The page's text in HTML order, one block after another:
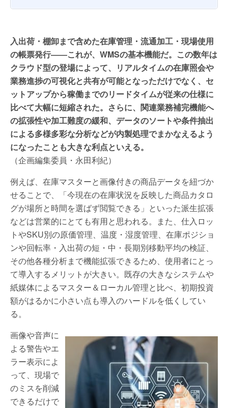
入出荷・棚卸まで含めた在庫管理・流通加工・現場使用
の帳票発行――これが、WMSの基本機能だ。この数年は
クラウド型の登場によって、リアルタイムの在庫照会や
業務進捗の可視化と共有が可能となっただけでなく、セ
ットアップから稼働までのリードタイムが従来の仕様に
比べて大幅に短縮された。さらに、関連業務補完機能へ
の拡張性や加工難度の緩和、データのソートや条件抽出
による多様多彩な分析などが内製処理でまかなえるよう
になったことも大きな利点といえる。
（企画編集委員・永田利紀）
例えば、在庫マスターと画像付きの商品データを紐づか
せることで、「今現在の在庫状況を反映した商品カタロ
グが場所と時間を選ばず閲覧できる」といった派生拡張
などは営業的にとても有用と思われる。また、仕入ロッ
トやSKU別の原価管理、温度・湿度管理、在庫ポジショ
ンや回転率・入出荷の短・中・長期別移動平均の検証、
その他各種分析まで機能拡張できるため、使用者にとっ
て導入するメリットが大きい。既存の大きなシステムや
紙媒体によるマスター＆ローカル管理と比べ、初期投資
額がはるかに小さい点も導入のハードルを低くしてい
る。
画像や音声に
よる警告やエ
ラー表示によ
って、現場で
のミスを削減
できるだけで